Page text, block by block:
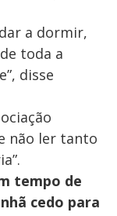
a dormir,
toda a
disse
não ler tanto
tempo de
cedo para